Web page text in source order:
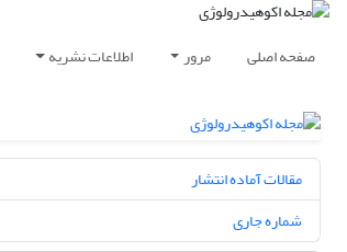
صفحه اصلی مرور اطلاعات نشریه
مقالات آماده انتشار
شماره جاری